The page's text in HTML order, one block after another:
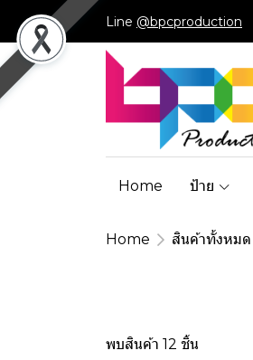
Line @bpcproduction
Home ป้าย
Home สินค้าทั้งหมด
พบสินค้า 12 ชิ้น